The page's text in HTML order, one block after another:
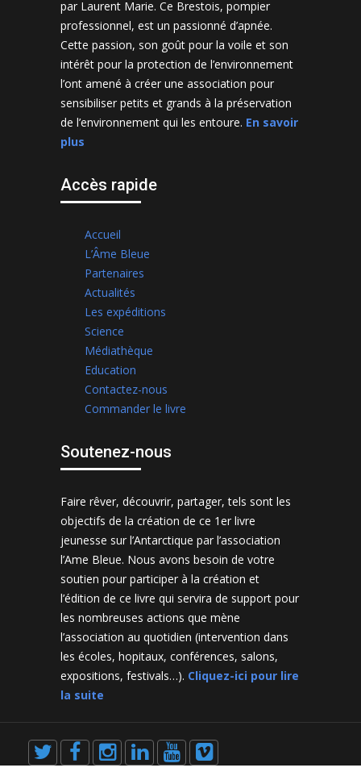
par Laurent Marie. Ce Brestois, pompier
professionnel, est un passionné d’apnée.
Cette passion, son goût pour la voile et son
intérêt pour la protection de l’environnement
l’ont amené à créer une association pour
sensibiliser petits et grands à la préservation
de l’environnement qui les entoure. En savoir
plus
Accès rapide
Accueil
L’Âme Bleue
Partenaires
Actualités
Les expéditions
Science
Médiathèque
Education
Contactez-nous
Commander le livre
Soutenez-nous
Faire rêver, découvrir, partager, tels sont les
objectifs de la création de ce 1er livre
jeunesse sur l’Antarctique par l’association
l’Ame Bleue. Nous avons besoin de votre
soutien pour participer à la création et
l’édition de ce livre qui servira de support pour
les nombreuses actions que mène
l’association au quotidien (intervention dans
les écoles, hopitaux, conférences, salons,
expositions, festivals…). Cliquez-ici pour lire
la suite